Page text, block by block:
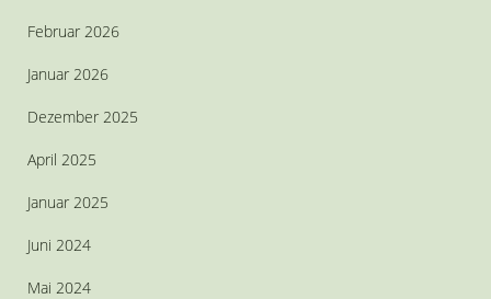
Februar 2026
Januar 2026
Dezember 2025
April 2025
Januar 2025
Juni 2024
Mai 2024